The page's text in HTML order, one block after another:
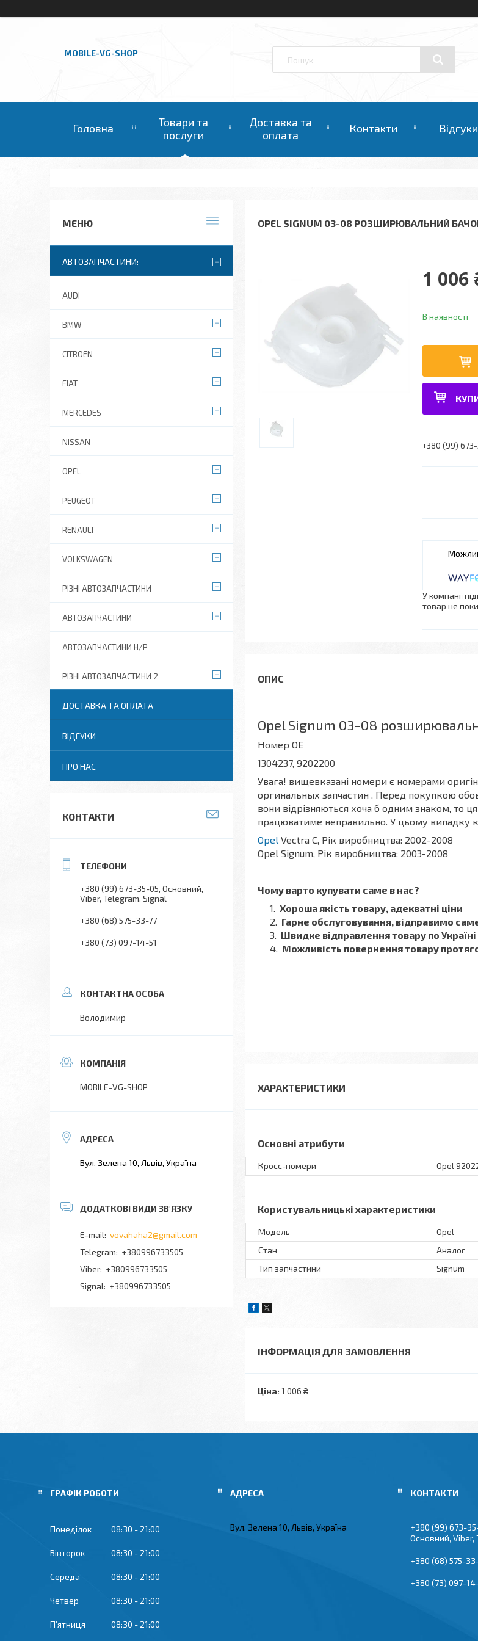
MOBILE-VG-SHOP
Головна
Товари та
послуги
Доставка та
оплата
Контакти Відгуки
OPEL SIGNUM 03-08 РОЗШИРЮВАЛЬНИЙ
1 006
В наявності
+380 (99)
У компанії
товар не
Opel Signum 03-08
Номер OE
1304237, 9202200
Увага! вищевказані номери є номерами
оргинальных запчастин . Перед покупкою
вони відрізняються хоча б одним знаком, то
працюватиме неправильно. У цьому випадку
Opel Vectra C, Рік виробництва: 2002-2008
Opel Signum, Рік виробництва: 2003-2008
Чому варто купувати саме в нас?
Хороша якість товару, адекватні ціни
Гарне обслуговування, відправимо
Швидке відправлення товару по
Можливість повернення товару
ХАРАКТЕРИСТИКИ
Основні атрибути
Кросс-номери Opel
Користувальницькі характеристики
Мoдель
Opel
Стан
Аналог
Тип запчастини
Signum
ІНФОРМАЦІЯ ДЛЯ ЗАМОВЛЕННЯ
Ціна: 1 006 ₴
АВТОЗАПЧАСТИНИ:
AUDI
BMW
CITROEN
FIAT
MERCEDES
NISSAN
OPEL
PEUGEOT
RENAULT
VOLKSWAGEN
РІЗНІ АВТОЗАПЧАСТИНИ
АВТОЗАПЧАСТИНИ
АВТОЗАПЧАСТИНИ Н/Р
РІЗНІ АВТОЗАПЧАСТИНИ 2
ДОСТАВКА ТА ОПЛАТА
ВІДГУКИ
ПРО НАС
КОНТАКТИ
+380 (99) 673-35-05 Основний,
Viber, Telegram, Signal
+380 (68) 575-33-77
+380 (73) 097-14-51
Володимир
MOBILE-VG-SHOP
Вул. Зелена 10, Львів, Україна
vovahaha2@gmail.com
+380996733505
+380996733505
Signal
+380996733505
ГРАФІК РОБОТИ
Понеділок 08:30 21:00
Вівторок 08:30 21:00
Середа 08:30 21:00
Четвер 08:30 21:00
Пʼятниця 08:30 21:00
Вул. Зелена 10, Львів, Україна
+380 (99) 673-
Основний, Viber,
+380 (68) 575-
+380 (73) 097-